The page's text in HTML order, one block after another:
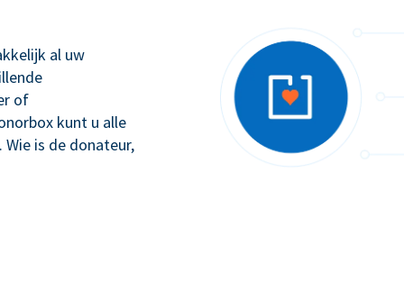
al uw
of
kunt u alle
is de donateur,